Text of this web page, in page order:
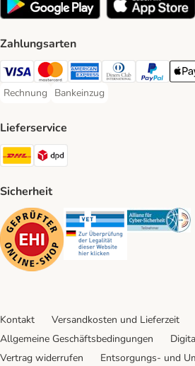
Zahlungsarten
Visa Payment Method
Mastercard Payment Method
American Express Payment
Diners Club
PayPal
Rechnung
Rechnung Payment Method
Bankeinzug
Bankeinzug Payment Method
Lieferservice
DHL Shipping Method
Sicherheit
Security Security
Kontakt Versandkosten und Lieferzeit
Allgemeine Geschäftsbedingungen
Vertrag widerrufen
Entsorgungs- und